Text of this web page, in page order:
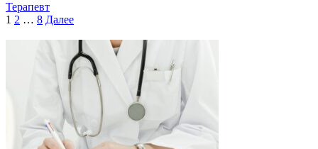
Терапевт
Пагинация
записей
1 2 … 8 Далее